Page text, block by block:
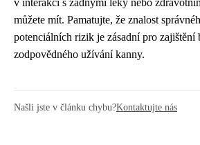
můžete mít. Pamatujte, že znalost
potenciálních rizik je zásadní pro zajištění
zodpovědného užívání kanny.
Našli jste v článku chybu?Kontaktujte nás